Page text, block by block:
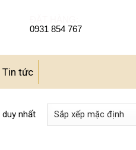
0931 854 767
Tin tức
nhất